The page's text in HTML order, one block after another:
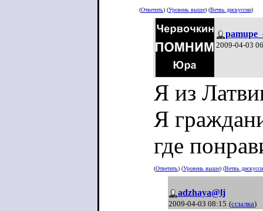
(Ответить) (Уровень выше) (Ветвь дискуссии)
2009-04-03
Я из
Я
где
(Ответить) (Уровень выше) (Ветвь
adzhaya@lj
2009-04-03 08:15 (ссылка)